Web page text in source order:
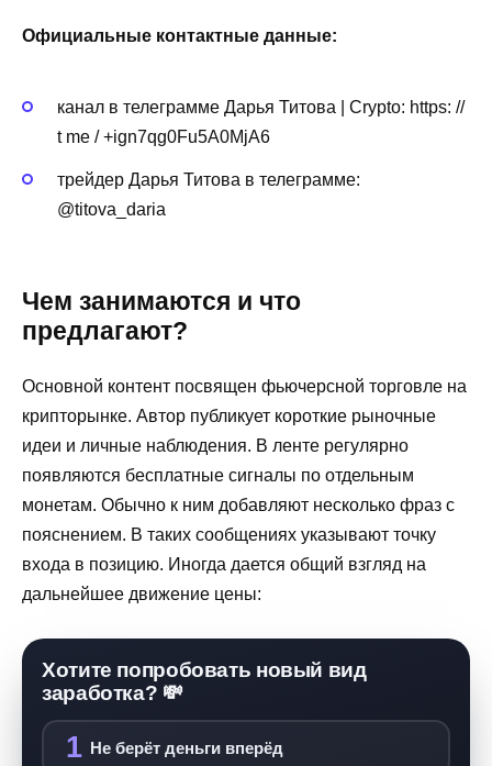
Официальные контактные данные:
канал в телеграмме Дарья Титова | Crypto: https: //
t me / +ign7qg0Fu5A0MjA6
трейдер Дарья Титова в телеграмме:
@titova_daria
Чем занимаются и что
предлагают?
Основной контент посвящен фьючерсной торговле на
крипторынке. Автор публикует короткие рыночные
идеи и личные наблюдения. В ленте регулярно
появляются бесплатные сигналы по отдельным
монетам. Обычно к ним добавляют несколько фраз с
пояснением. В таких сообщениях указывают точку
входа в позицию. Иногда дается общий взгляд на
дальнейшее движение цены:
Хотите попробовать новый вид
заработка? 💸
1 Не берёт деньги вперёд